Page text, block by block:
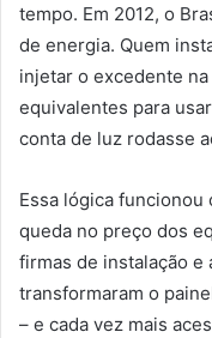
tempo. Em 2012, o
de energia. Quem
injetar o excedente
equivalentes para
conta de luz rodasse
Essa lógica
queda no preço dos
firmas de instalação e
transformaram o
– e cada vez mais